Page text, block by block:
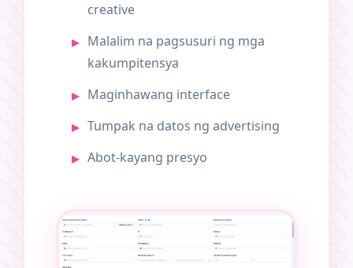
creative
Malalim na pagsusuri ng mga
kakumpitensya
Maginhawang interface
Tumpak na datos ng advertising
Abot-kayang presyo